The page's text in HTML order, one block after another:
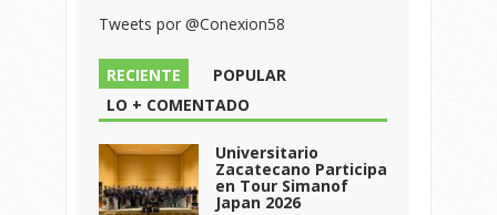
Tweets por @Conexion58
RECIENTE
POPULAR
LO + COMENTADO
Universitario
Zacatecano Participa
en Tour Simanof
Japan 2026